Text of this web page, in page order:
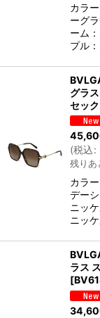
カラ
ーグ
ーム
プル
グラ
セッ
(税込:
残りあ
カラ
デー
ニッ
ニッ
ラス
[